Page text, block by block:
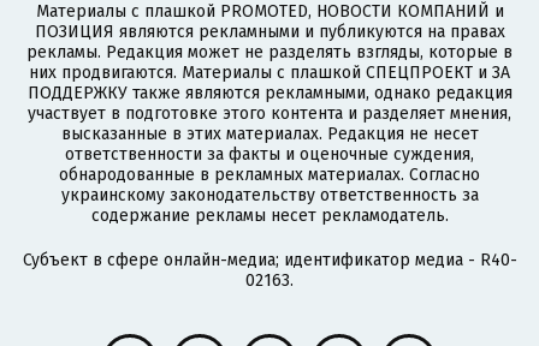
Материалы с плашкой PROMOTED, НОВОСТИ КОМПАНИЙ и
ПОЗИЦИЯ являются рекламными и публикуются на правах
рекламы. Редакция может не разделять взгляды, которые в
них продвигаются. Материалы с плашкой СПЕЦПРОЕКТ и ЗА
ПОДДЕРЖКУ также являются рекламными, однако редакция
участвует в подготовке этого контента и разделяет мнения,
высказанные в этих материалах. Редакция не несет
ответственности за факты и оценочные суждения,
обнародованные в рекламных материалах. Согласно
украинскому законодательству ответственность за
содержание рекламы несет рекламодатель.
Субъект в сфере онлайн-медиа; идентификатор медиа - R40-
02163.